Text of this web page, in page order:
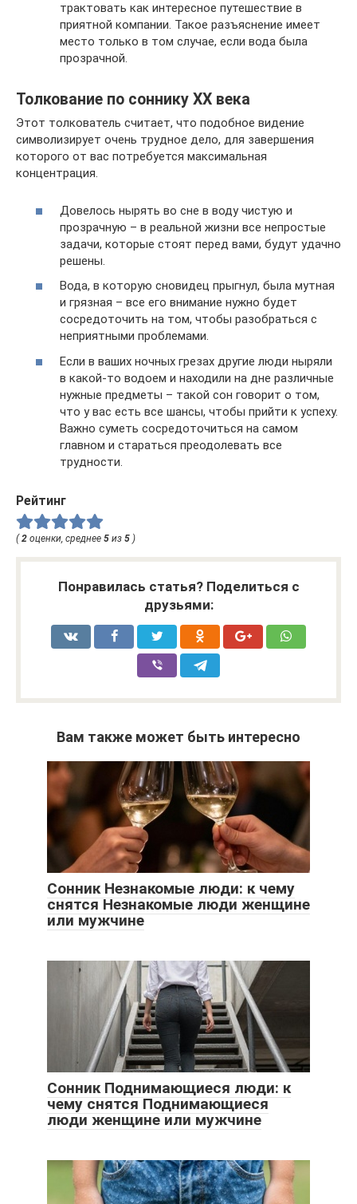
трактовать как интересное путешествие в
приятной компании. Такое разъяснение имеет
место только в том случае, если вода была
прозрачной.
Толкование по соннику XX века
Этот толкователь считает, что подобное видение
символизирует очень трудное дело, для завершения
которого от вас потребуется максимальная
концентрация.
Довелось нырять во сне в воду чистую и
прозрачную – в реальной жизни все непростые
задачи, которые стоят перед вами, будут удачно
решены.
Вода, в которую сновидец прыгнул, была мутная
и грязная – все его внимание нужно будет
сосредоточить на том, чтобы разобраться с
неприятными проблемами.
Если в ваших ночных грезах другие люди ныряли
в какой-то водоем и находили на дне различные
нужные предметы – такой сон говорит о том,
что у вас есть все шансы, чтобы прийти к успеху.
Важно суметь сосредоточиться на самом
главном и стараться преодолевать все
трудности.
Рейтинг
(2 оценки, среднее 5 из 5 )
Понравилась статья? Поделиться с
друзьями:
Вам также может быть интересно
Сонник Незнакомые люди: к чему
снятся Незнакомые люди женщине
или мужчине
Сонник Поднимающиеся люди: к
чему снятся Поднимающиеся
люди женщине или мужчине